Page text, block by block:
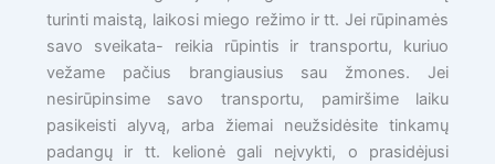
turinti maistą, laikosi miego režimo ir tt. Jei rūpinamės
savo sveikata- reikia rūpintis ir transportu, kuriuo
vežame pačius brangiausius sau žmones. Jei
nesirūpinsime savo transportu, pamiršime laiku
pasikeisti alyvą, arba žiemai neužsidėsite tinkamų
padangų ir tt. kelionė gali neįvykti, o prasidėjusi